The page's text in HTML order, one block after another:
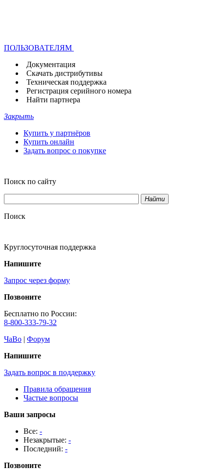
ПОЛЬЗОВАТЕЛЯМ
Документация
Скачать дистрибутивы
Техническая поддержка
Регистрация серийного номера
Найти партнера
Закрыть
Купить у партнёров
Купить онлайн
Задать вопрос о покупке
Поиск по сайту
Найти
Поиск
Круглосуточная поддержка
Напишите
Запрос через форму
Позвоните
Бесплатно по России:
8-800-333-79-32
ЧаВо | Форум
Напишите
Задать вопрос в поддержку
Правила обращения
Частые вопросы
Ваши запросы
Все: -
Незакрытые: -
Последний: -
Позвоните